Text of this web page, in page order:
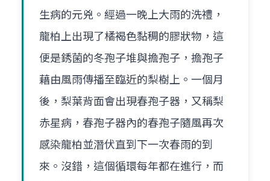
生病的元兇。經過一晚上大雨的洗禮，
龍柏上出現了橘褐色黏稠的膠狀物，這
便是銹菌的冬孢子堆與擔孢子，擔孢子
藉由風雨傳播至臨近的梨樹上。一個月
後，梨葉背面會出現春孢子器，又稱梨
赤星病，春孢子器內的春孢子隨風再次
感染龍柏並潛伏直到下一次春雨的到
來。沒錯，這個循環每年都在進行，而